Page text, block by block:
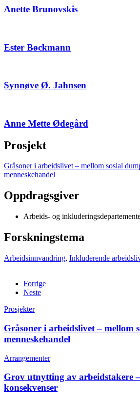
Anette Brunovskis
Ester Bøckmann
Synnøve Ø. Jahnsen
Anne Mette Ødegård
Prosjekt
Gråsoner i arbeidslivet – mellom sosial
menneskehandel
Oppdragsgiver
Arbeids- og
Forskningstema
Arbeidsinnvandring, Inkluderende
Forrige
Neste
Prosjekter
Gråsoner i arbeidslivet – mellom
menneskehandel
Arrangementer
Grov utnytting av arbeidstakere
konsekvenser